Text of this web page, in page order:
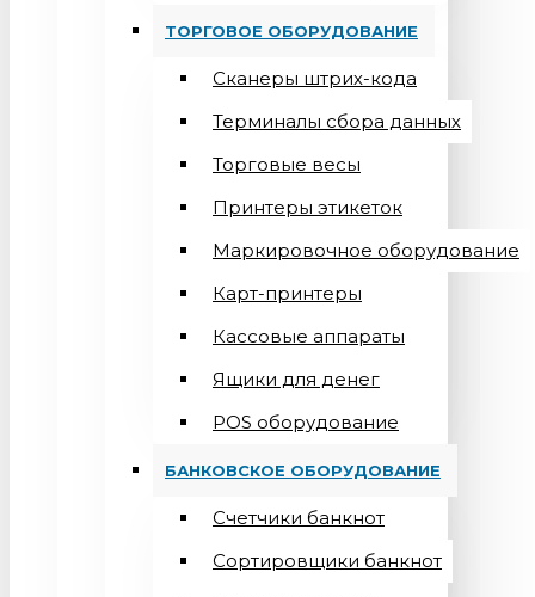
ТОРГОВОЕ ОБОРУДОВАНИЕ
Сканеры штрих-кода
Терминалы сбора данных
Торговые весы
Принтеры этикеток
Маркировочное оборудование
Карт-принтеры
Кассовые аппараты
Ящики для денег
POS оборудование
БАНКОВСКОЕ ОБОРУДОВАНИЕ
Счетчики банкнот
Сортировщики банкнот